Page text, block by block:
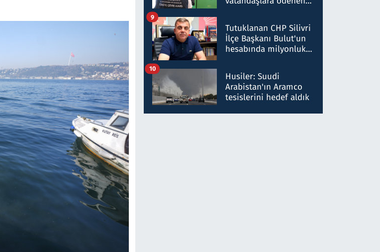
düşürüldüğü" iddiasını
yalanladı
Tutuklanan CHP Silivri
İlçe Başkanı Bulut'un
hesabında milyonluk
talimat verdi, ben
gönderdim
9
Husiler: Suudi
Arabistan'ın Aramco
tesislerini hedef aldık
10